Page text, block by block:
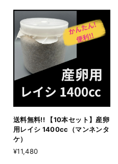
送料無料!! 【10本セット】産卵
用レイシ 1400cc（マンネンタ
ケ）
¥11,480